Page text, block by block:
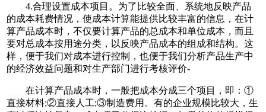
4.合理设置成本项目。为了比较全面、系统地反映产品
的成本耗费情况，使成本计算能提供比较丰富的信息，在计
算产品成本时，不仅要计算产品的总成本和单位成本，而且
要对总成本按用途分类，以反映产品成本的组成和结构。这
样，便于我们对成本进行控制，也便于我们分析产品生产中
的经济效益问题和对生产部门进行考核评价-
在计算产品成本时，一般把成本分成三个项目，即：①
直接材料;②直接人工;③制造费用。有的企业规模比较大，生